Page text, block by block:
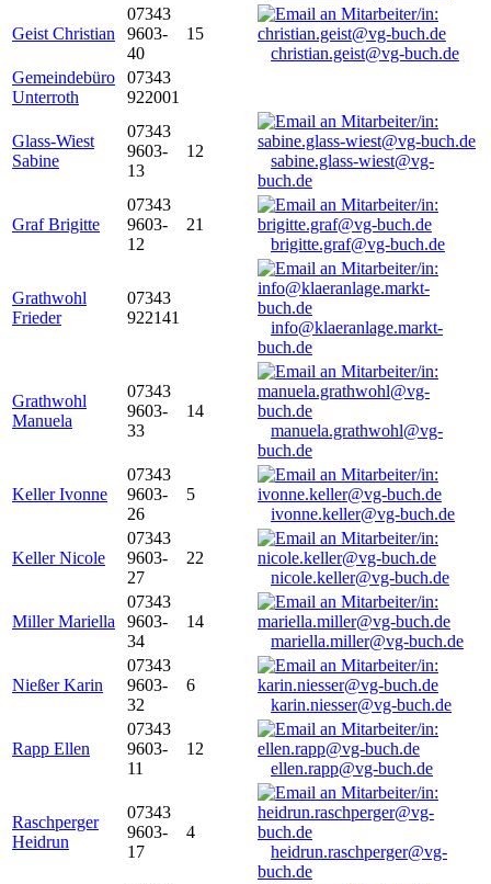
Geist Christian
07343
9603-
40
15
christian.geist@vg-buch.de
Gemeindebüro
Unterroth
07343
922001
Glass-Wiest
Sabine
07343
9603-
13
12
sabine.glass-wiest@vg-
buch.de
Graf Brigitte
07343
9603-
12
21
brigitte.graf@vg-buch.de
Grathwohl
Frieder
07343
922141
info@klaeranlage.markt-
buch.de
Grathwohl
Manuela
07343
9603-
33
14
manuela.grathwohl@vg-
buch.de
Keller Ivonne
07343
9603-
26
5
ivonne.keller@vg-buch.de
Keller Nicole
07343
9603-
27
22
nicole.keller@vg-buch.de
Miller Mariella
07343
9603-
34
14
mariella.miller@vg-buch.de
Nießer Karin
07343
9603-
32
6
karin.niesser@vg-buch.de
Rapp Ellen
07343
9603-
11
12
ellen.rapp@vg-buch.de
Raschperger
Heidrun
07343
9603-
17
4
heidrun.raschperger@vg-
buch.de